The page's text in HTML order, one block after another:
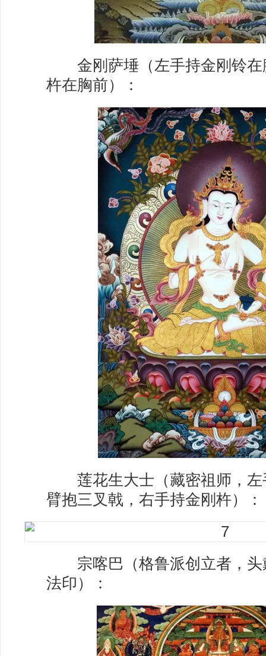
金刚萨埵（左手持金刚铃在
杵在胸前）：
莲花生大士（藏密祖师，左
臂抱三叉戟，右手持金刚杵）：
宗喀巴（格鲁派创立者，头
法印）：